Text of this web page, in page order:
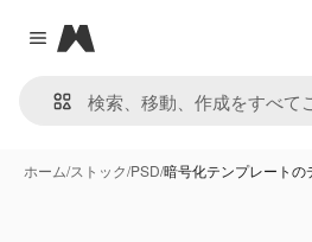
Close menu
Magnific
ホーム/ストック/PSD/暗号化テンプレートの